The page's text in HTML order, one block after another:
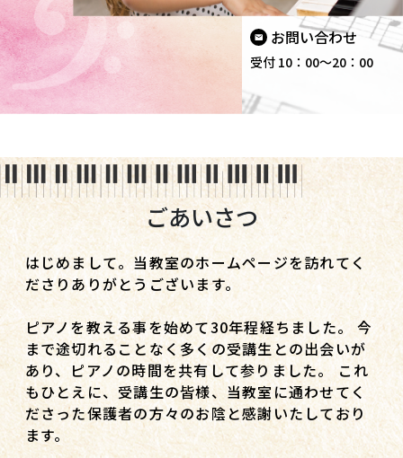
お問い合わせ
受付 10：00〜20：00
ごあいさつ
はじめまして。当教室のホームページを訪れてく
ださりありがとうございます。
ピアノを教える事を始めて30年程経ちました。 今
まで途切れることなく多くの受講生との出会いが
あり、ピアノの時間を共有して参りました。 これ
もひとえに、受講生の皆様、当教室に通わせてく
ださった保護者の方々のお陰と感謝いたしており
ます。